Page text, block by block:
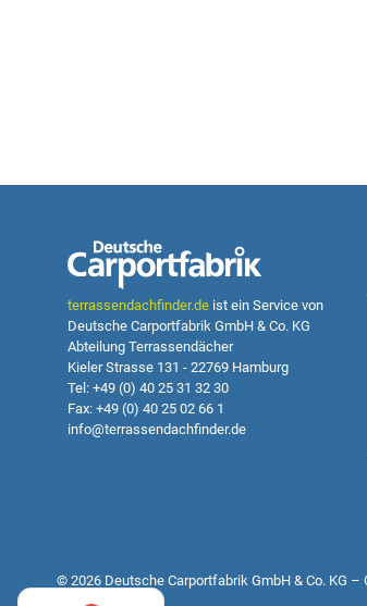
terrassendachfinder.de ist ein Service von
Deutsche Carportfabrik GmbH & Co. KG
Abteilung Terrassendächer
Kieler Strasse 131 - 22769 Hamburg
Tel: +49 (0) 40 25 31 32 30
Fax: +49 (0) 40 25 02 66 1
info@terrassendachfinder.de
© 2026 Deutsche Carportfabrik GmbH & Co. KG